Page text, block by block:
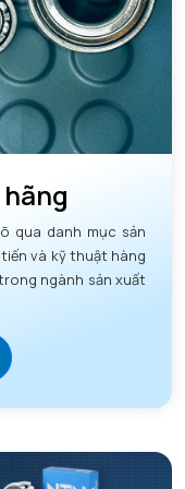
qua danh mục sản
và kỹ thuật hàng
ngành sản xuất